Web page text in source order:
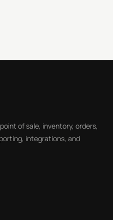
of sale, inventory, orders,
integrations, and